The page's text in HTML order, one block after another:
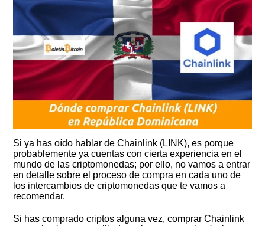
Si ya has oído hablar de Chainlink (LINK), es porque
probablemente ya cuentas con cierta experiencia en el
mundo de las criptomonedas; por ello, no vamos a entrar
en detalle sobre el proceso de compra en cada uno de
los intercambios de criptomonedas que te vamos a
recomendar.
Si has comprado criptos alguna vez, comprar Chainlink